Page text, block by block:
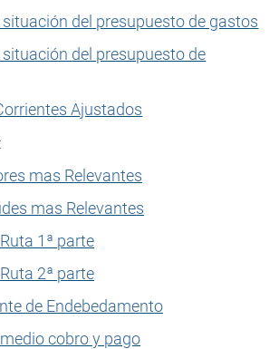
situación del presupuesto de gastos
del presupuesto de
Ajustados
:
mas Relevantes
mas Relevantes
1ª parte
2ª parte
de Endebedamento
cobro y pago